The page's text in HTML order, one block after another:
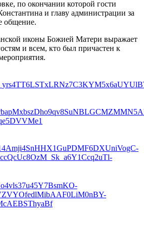
по окончании которой гости
и главу администрации за
общение.
иконы Божией Матери выражает
и всем, кто был причастен к